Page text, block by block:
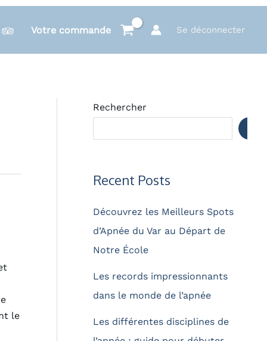
Votre commande Se déconnecter
le
Rechercher
Recent Posts
Découvrez les Meilleurs Spots
d’Apnée du Var au Départ de
Notre École
Les records impressionnants
dans le monde de l’apnée
Les différentes disciplines de